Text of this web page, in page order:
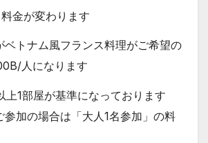
金が変わります
トナム風フランス料理がご希望の
人になります
1部屋が基準になっております
加の場合は「大人1名参加」の料